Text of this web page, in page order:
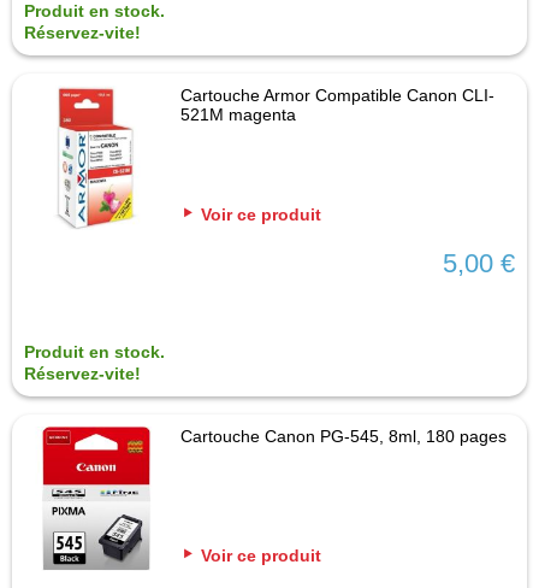
Produit en stock.
Réservez-vite!
Cartouche Armor Compatible Canon CLI-
521M magenta
Voir ce produit
5,00 €
Produit en stock.
Réservez-vite!
Cartouche Canon PG-545, 8ml, 180 pages
Voir ce produit